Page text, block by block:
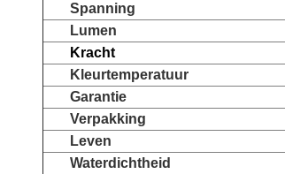
Spanning
Lumen
Kracht
Kleurtemperatuur
Garantie
Verpakking
Leven
Waterdichtheid